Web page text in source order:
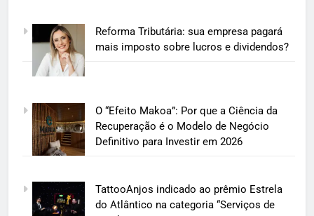
Reforma Tributária: sua empresa pagará
mais imposto sobre lucros e dividendos?
O “Efeito Makoa”: Por que a Ciência da
Recuperação é o Modelo de Negócio
Definitivo para Investir em 2026
TattooAnjos indicado ao prêmio Estrela
do Atlântico na categoria “Serviços de